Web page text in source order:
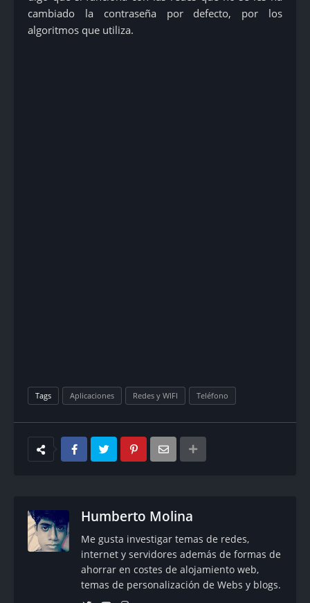
cambiado la contraseña por defecto, por los
algoritmos que utiliza.
Tags Aplicaciones Redes y WIFI Teléfono
Humberto Molina
Me gusta investigar temas de redes,
internet y servidores además de formas de
ahorrar en costes de alojamiento web,
temas de personalización de Webs y blogs.